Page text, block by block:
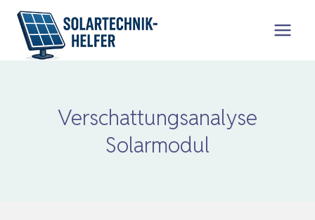
Zum
Inhalt
springen
Verschattungsanalyse
Solarmodul